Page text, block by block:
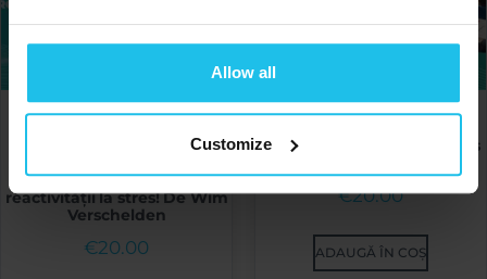
Allow all
Customize
Acoperiți toate bazele cu
un profil complet al
reactivității la stres! De Wim
Verschelden
€20.00
Efficiency at your fingertips
€20.00
ADAUGĂ ÎN COȘ